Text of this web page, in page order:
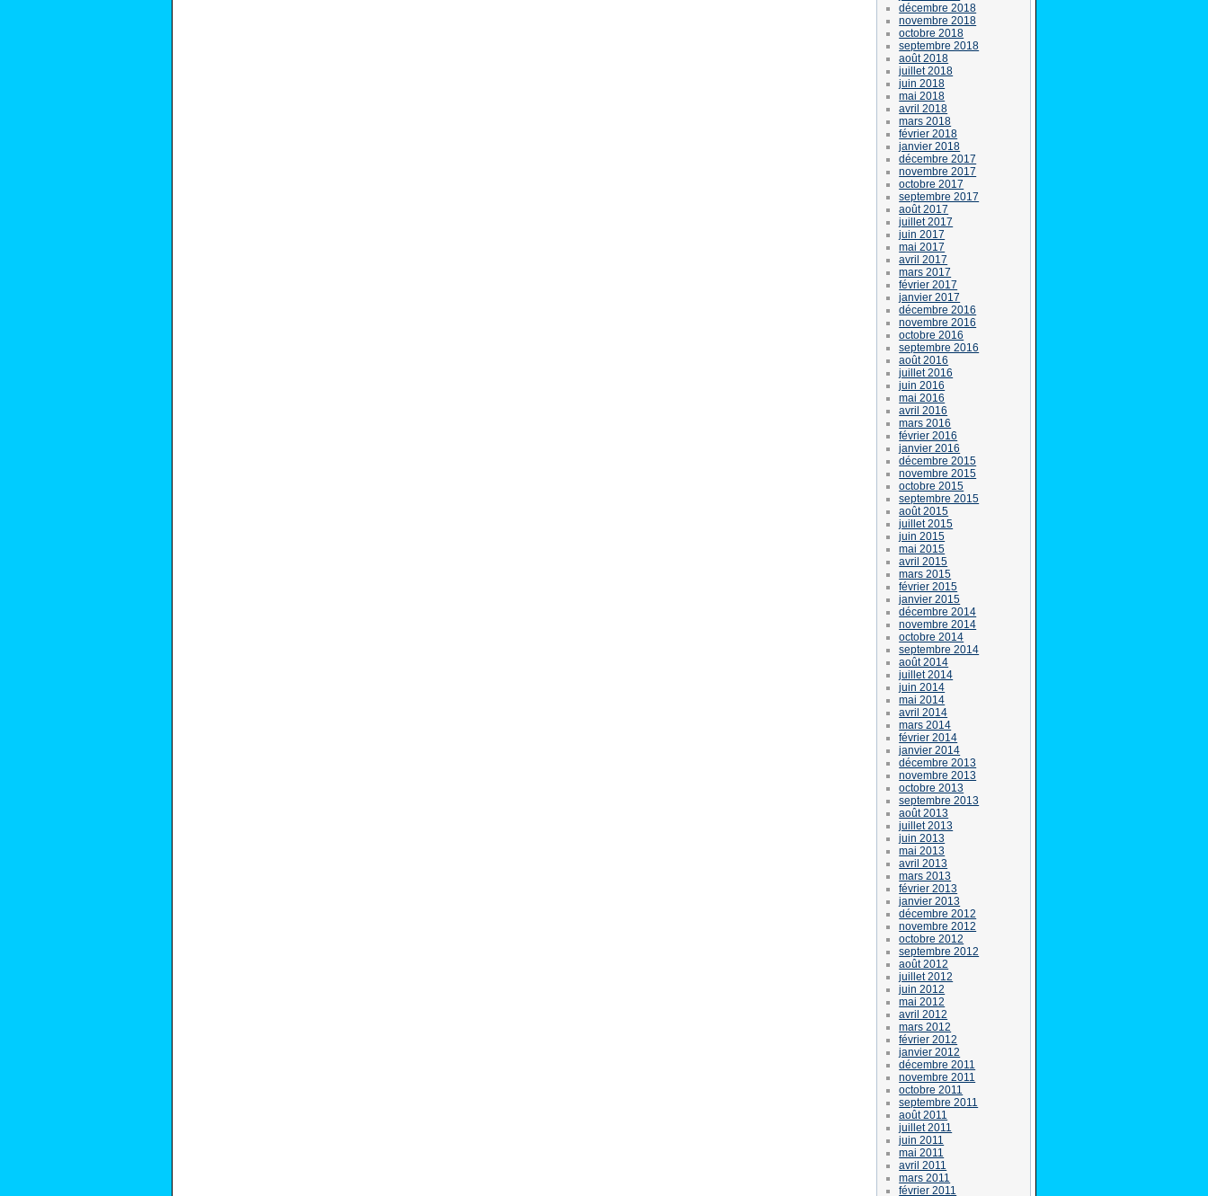
décembre 2018
novembre 2018
octobre 2018
septembre 2018
août 2018
juillet 2018
juin 2018
mai 2018
avril 2018
mars 2018
février 2018
janvier 2018
décembre 2017
novembre 2017
octobre 2017
septembre 2017
août 2017
juillet 2017
juin 2017
mai 2017
avril 2017
mars 2017
février 2017
janvier 2017
décembre 2016
novembre 2016
octobre 2016
septembre 2016
août 2016
juillet 2016
juin 2016
mai 2016
avril 2016
mars 2016
février 2016
janvier 2016
décembre 2015
novembre 2015
octobre 2015
septembre 2015
août 2015
juillet 2015
juin 2015
mai 2015
avril 2015
mars 2015
février 2015
janvier 2015
décembre 2014
novembre 2014
octobre 2014
septembre 2014
août 2014
juillet 2014
juin 2014
mai 2014
avril 2014
mars 2014
février 2014
janvier 2014
décembre 2013
novembre 2013
octobre 2013
septembre 2013
août 2013
juillet 2013
juin 2013
mai 2013
avril 2013
mars 2013
février 2013
janvier 2013
décembre 2012
novembre 2012
octobre 2012
septembre 2012
août 2012
juillet 2012
juin 2012
mai 2012
avril 2012
mars 2012
février 2012
janvier 2012
décembre 2011
novembre 2011
octobre 2011
septembre 2011
août 2011
juillet 2011
juin 2011
mai 2011
avril 2011
mars 2011
février 2011